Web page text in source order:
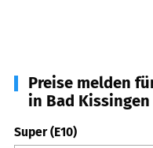
Preise melden
in Bad Kissingen
Super (E10)